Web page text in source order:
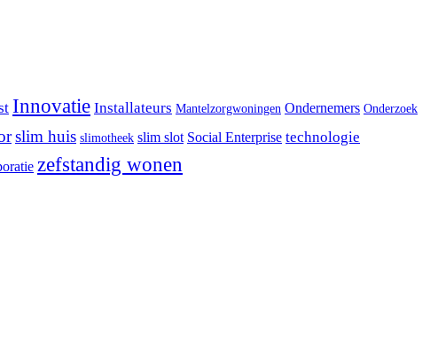
Innovatie Installateurs Mantelzorgwoningen Ondernemers Onderzoek
slim huis slimotheek slim slot Social Enterprise technologie
zefstandig wonen